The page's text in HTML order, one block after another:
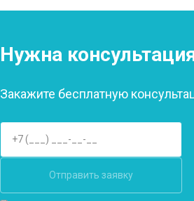
Нужна
Закажите бесплатную
Отправить заявку